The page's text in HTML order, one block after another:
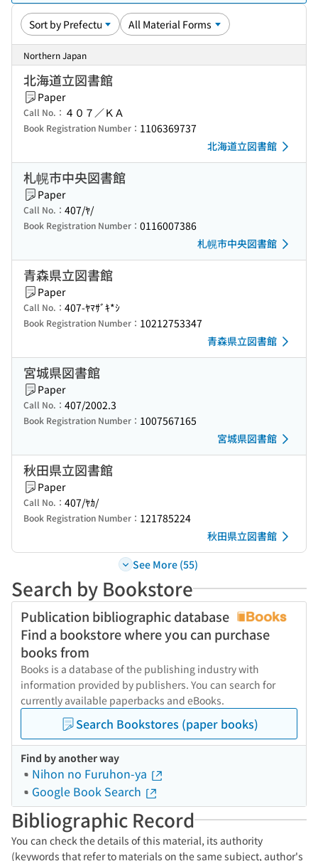
Northern Japan
北海道立図書館
Paper
Call No.： ４０７／ＫＡ
Book Registration Number： 1106369737
北海道立図書館
札幌市中央図書館
Paper
Call No.： 407/ﾔ/
Book Registration Number： 0116007386
札幌市中央図書館
青森県立図書館
Paper
Call No.： 407-ﾔﾏｻﾞｷ*ｼ
Book Registration Number： 10212753347
青森県立図書館
宮城県図書館
Paper
Call No.： 407/2002.3
Book Registration Number： 1007567165
宮城県図書館
秋田県立図書館
Paper
Call No.： 407/ﾔｶ/
Book Registration Number： 121785224
秋田県立図書館
See More (55)
Search by Bookstore
Publication bibliographic database
Find a bookstore where you can purchase
books from
Books is a database of the publishing industry with
information provided by publishers. You can search for
currently available paperbacks and eBooks.
Search Bookstores (paper books)
Find by another way
Nihon no Furuhon-ya
Google Book Search
Bibliographic Record
You can check the details of this material, its authority
(keywords that refer to materials on the same subject, author's